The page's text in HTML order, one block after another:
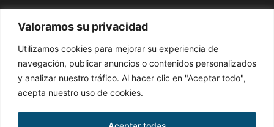
Valoramos su privacidad
Utilizamos cookies para mejorar su experiencia de
navegación, publicar anuncios o contenidos personalizados
y analizar nuestro tráfico. Al hacer clic en "Aceptar todo",
acepta nuestro uso de cookies.